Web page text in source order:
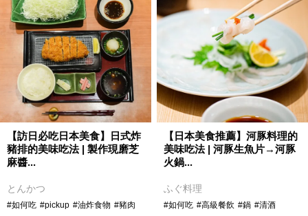
【訪日必吃日本美食】日式炸
豬排的美味吃法 | 製作現磨芝
麻醬...
とんかつ
#如何吃 #pickup #油炸食物 #豬肉
【日本美食推薦】河豚料理的
美味吃法 | 河豚生魚片→河豚
火鍋...
ふぐ料理
#如何吃 #高級餐飲 #鍋 #清酒